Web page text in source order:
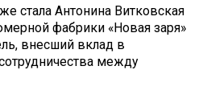
стала Антонина Витковская
фабрики «Новая заря»
внесший вклад в
между